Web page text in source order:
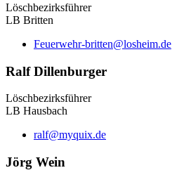
Löschbezirksführer
LB Britten
Feuerwehr-britten@losheim.de
Ralf Dillenburger
Löschbezirksführer
LB Hausbach
ralf@myquix.de
Jörg Wein